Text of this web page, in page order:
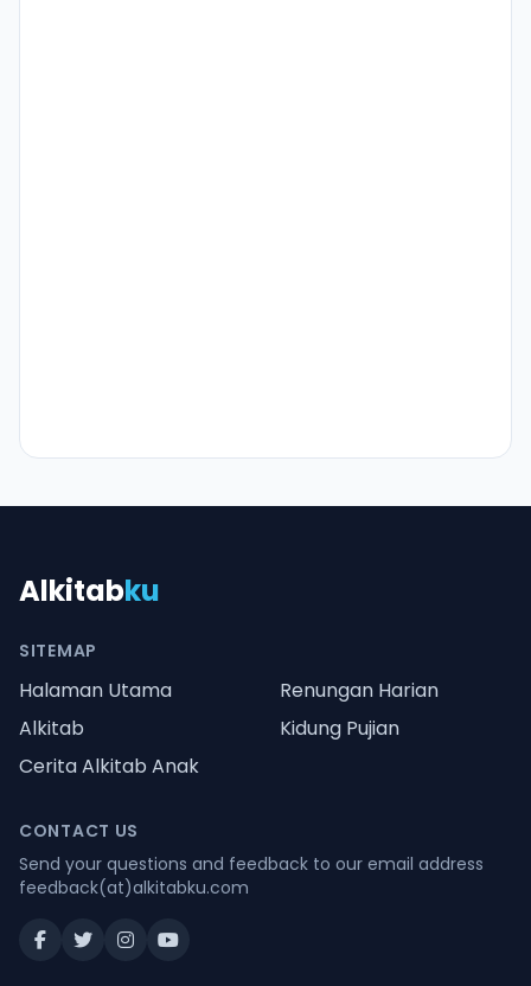
Alkitabku
SITEMAP
Halaman Utama
Renungan Harian
Alkitab
Kidung Pujian
Cerita Alkitab Anak
CONTACT US
Send your questions and feedback to our email address
feedback(at)alkitabku.com